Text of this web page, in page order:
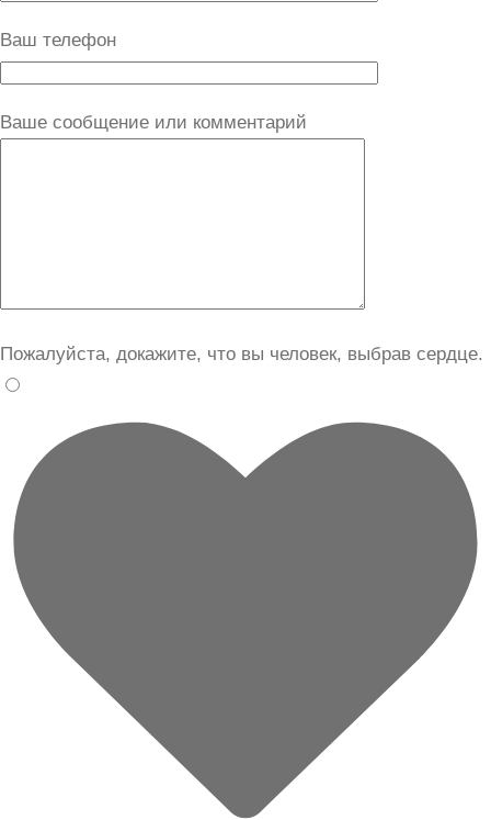
Ваш телефон
Ваше сообщение или комментарий
Пожалуйста, докажите, что вы человек, выбрав сердце.